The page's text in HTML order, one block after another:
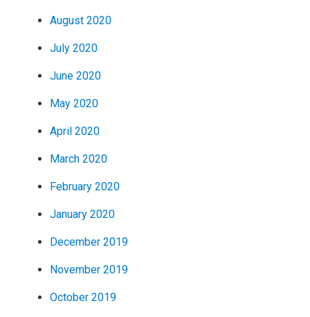
August 2020
July 2020
June 2020
May 2020
April 2020
March 2020
February 2020
January 2020
December 2019
November 2019
October 2019